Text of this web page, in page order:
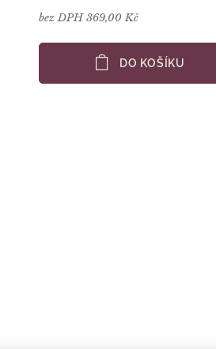
bez DPH 369,00 Kč
DO KOŠÍKU